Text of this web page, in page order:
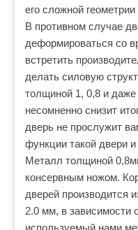
его сложной
В противном случае
деформироваться со
встретить
делать силовую
толщиной 1, 0,8 и
несомненно снизит
дверь не прослужит
функции такой двери и
Металл толщиной
консервным ножом.
дверей производится
2.0 мм, в зависимости